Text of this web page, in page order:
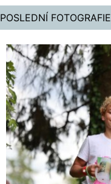
POSLEDNÍ FOTOGRAFIE